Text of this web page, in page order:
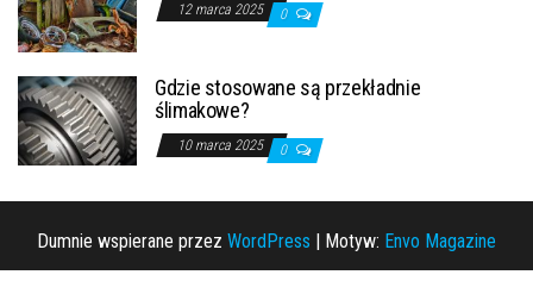
12 marca 2025 0
Gdzie stosowane są przekładnie
ślimakowe?
10 marca 2025 0
Dumnie wspierane przez WordPress Motyw: Envo Magazine